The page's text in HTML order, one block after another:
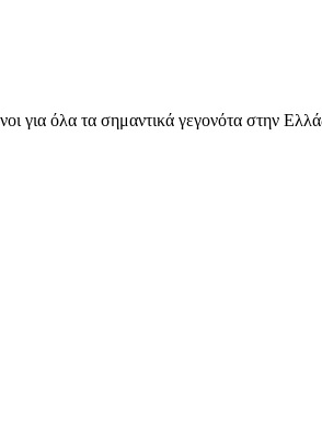
για όλα τα σημαντικά γεγονότα στην